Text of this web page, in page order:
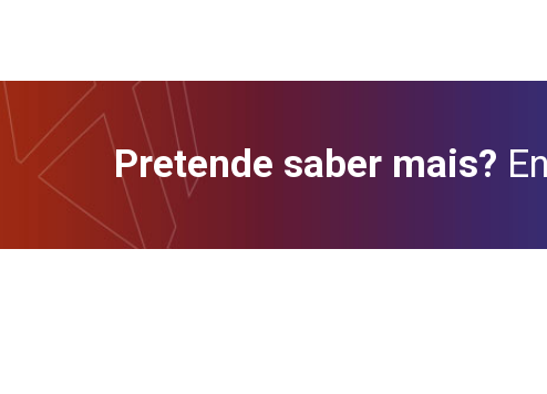
Pretende saber mais?